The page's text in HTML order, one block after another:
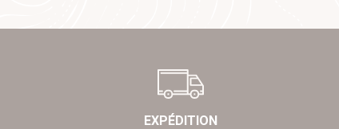
EXPÉDITION